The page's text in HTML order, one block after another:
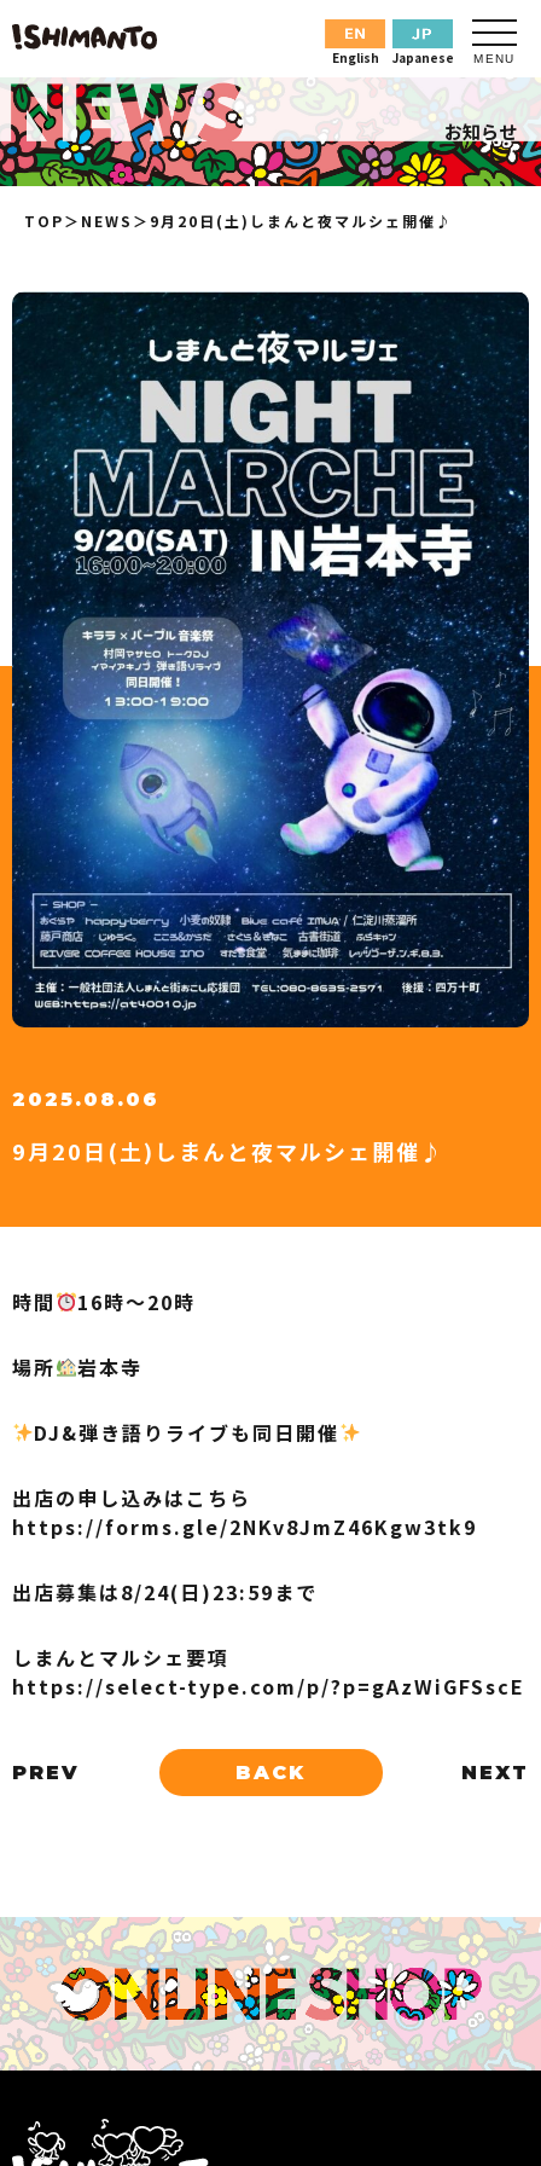
English Japanese MENU
お知らせ
TOP＞ NEWS ＞ 9月20日(土)しまんと夜マルシェ開催♪
2025.08.06
9月20日(土)しまんと夜マルシェ開催♪
時間 16時～20時
場所 岩本寺
DJ&弾き語りライブも同日開催
出店の申し込みはこちら
https://forms.gle/2NKv8JmZ46Kgw3tk9
出店募集は8/24(日)23:59まで
しまんとマルシェ要項
https://select-type.com/p/?p=gAzWiGFSscE
PREV BACK NEXT